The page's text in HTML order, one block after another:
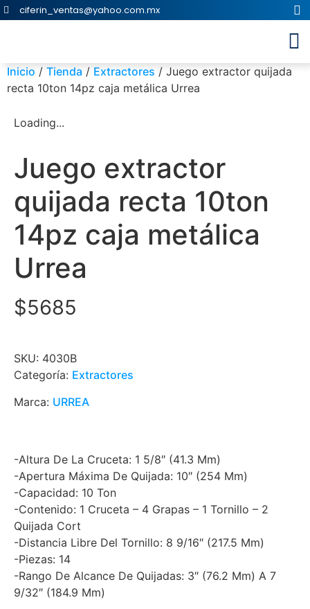
ciferin_ventas@yahoo.com.mx
Inicio / Tienda / Extractores / Juego extractor quijada
recta 10ton 14pz caja metálica Urrea
Loading...
Juego extractor
quijada recta 10ton
14pz caja metálica
Urrea
$5685
SKU: 4030B
Categoría: Extractores
Marca: URREA
-Altura De La Cruceta: 1 5/8″ (41.3 Mm)
-Apertura Máxima De Quijada: 10″ (254 Mm)
-Capacidad: 10 Ton
-Contenido: 1 Cruceta – 4 Grapas – 1 Tornillo – 2
Quijada Cort
-Distancia Libre Del Tornillo: 8 9/16″ (217.5 Mm)
-Piezas: 14
-Rango De Alcance De Quijadas: 3″ (76.2 Mm) A 7
9/32″ (184.9 Mm)